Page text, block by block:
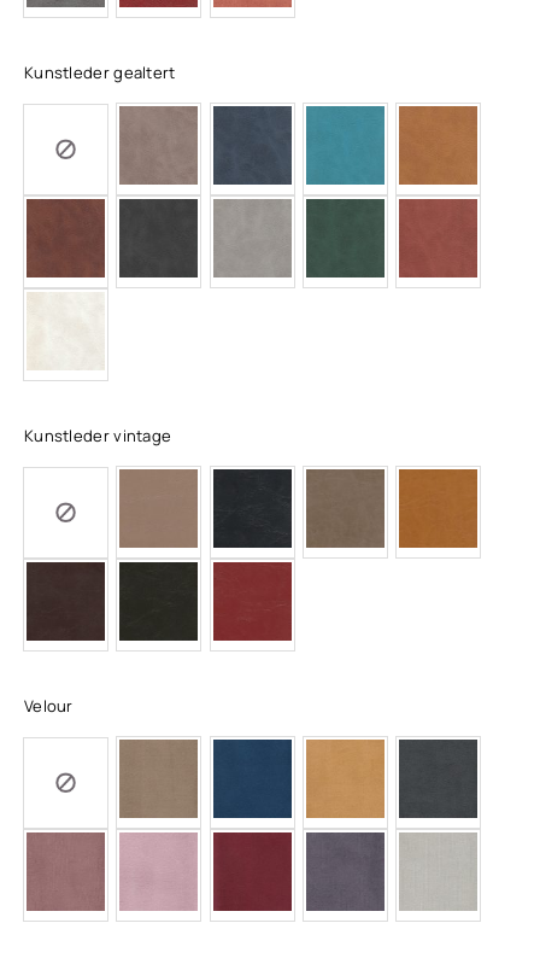
Kunstleder gealtert
Kunstleder vintage
Velour